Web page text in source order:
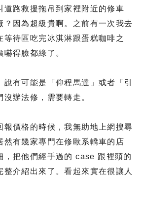
道路救援拖吊到家裡附近的修車
？因為超級貴啊。之前有一次我去
等待區吃完冰淇淋跟蛋糕咖啡之
得臉都綠了。
說有可能是「仰程馬達」或者「引
辦法修，需要轉走。
報價格的時候，我無助地上網搜尋
然有幾家專門在修歐系轎車的店
，把他們經手過的 case 跟裡頭的
整介紹出來了。看起來實在很讓人